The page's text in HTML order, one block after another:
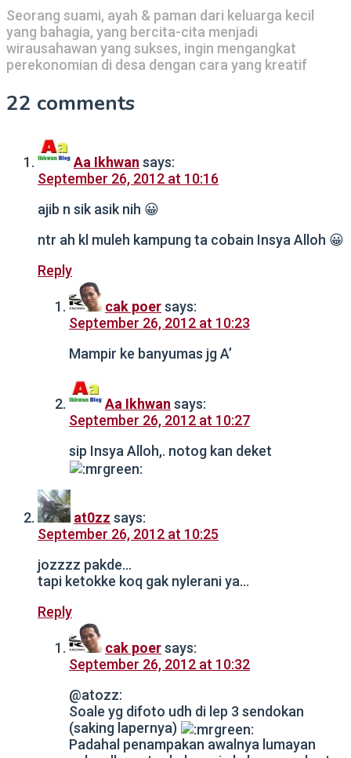
Seorang suami, ayah & paman dari keluarga kecil
yang bahagia, yang bercita-cita menjadi
wirausahawan yang sukses, ingin mengangkat
perekonomian di desa dengan cara yang kreatif
22 comments
Aa Ikhwan says:
September 26, 2012 at 10:16
ajib n sik asik nih 😀
ntr ah kl muleh kampung ta cobain Insya Alloh 😀
Reply
cak poersays:
September 26, 2012 at 10:23
Mampir ke banyumas jg A’
Aa Ikhwan says:
September 26, 2012 at 10:27
sip Insya Alloh,. notog kan deket
at0zz says:
September 26, 2012 at 10:25
jozzzz pakde…
tapi ketokke koq gak nylerani ya…
Reply
cak poersays:
September 26, 2012 at 10:32
@atozz:
Soale yg difoto udh di lep 3 sendokan
(saking lapernya)
Padahal penampakan awalnya lumayan